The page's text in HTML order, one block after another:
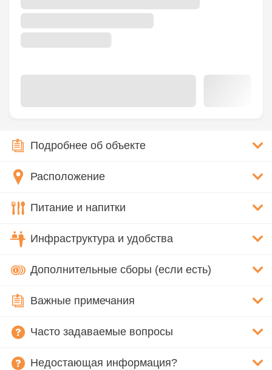
Подробнее об объекте
Расположение
Питание и напитки
Инфраструктура и удобства
Дополнительные сборы (если есть)
Важные примечания
Часто задаваемые вопросы
Недостающая информация?